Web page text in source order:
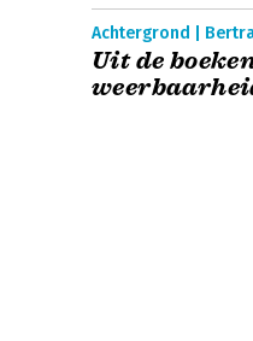
Achtergrond |
Uit de